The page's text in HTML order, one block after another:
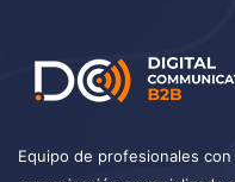
Equipo de profesionales